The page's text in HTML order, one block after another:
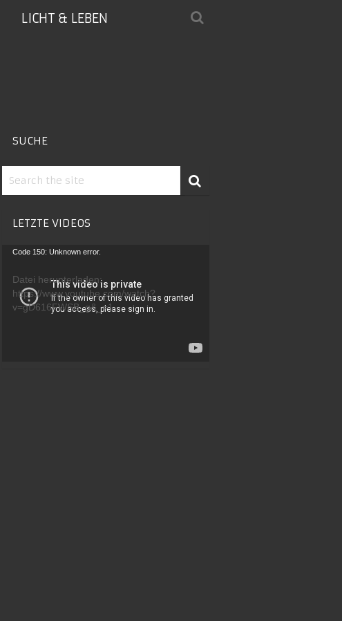
LICHT & LEBEN
SUCHE
LETZTE VIDEOS
Video-
Code 150: Unknown error.
Datei herunterladen:
https://www.youtube.com/watch?
v=gD616FWSB_g&_=1